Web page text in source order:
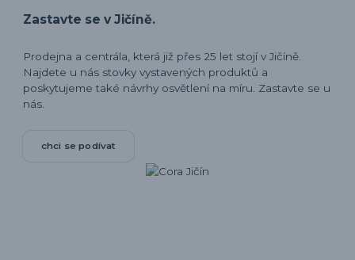
Zastavte se v Jičíně.
Prodejna a centrála, která již přes 25 let stojí v Jičíně.
Najdete u nás stovky vystavených produktů a
poskytujeme také návrhy osvětlení na míru. Zastavte se u
nás.
chci se podívat